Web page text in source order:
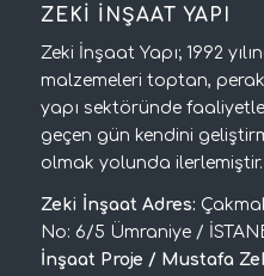
ZEKİ İNŞAAT YAPI
Zeki İnşaat Yapı; 1992
malzemeleri toptan,
yapı sektöründe
geçen gün kendini
olmak yolunda
Zeki İnşaat Adres:
No: 6/5 Ümraniye /
İnşaat Proje / Mustafa